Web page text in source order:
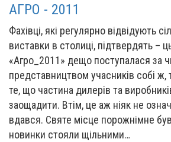
АГРО - 2011
Фахівці, які регулярно відвідують
виставки в столиці, підтвердять –
«Агро_2011» дещо поступалася за
представництвом учасників собі ж,
те, що частина дилерів та
заощадити. Втім, це аж ніяк не
вдався. Святе місце порожнімне
новинки стояли щільними…